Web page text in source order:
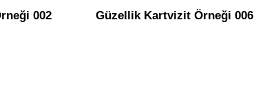
002 Güzellik Kartvizit Örneği 006